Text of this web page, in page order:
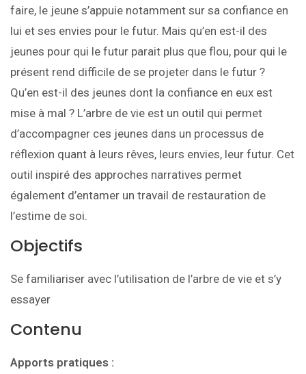
faire, le jeune s’appuie notamment sur sa confiance en
lui et ses envies pour le futur. Mais qu’en est-il des
jeunes pour qui le futur parait plus que flou, pour qui le
présent rend difficile de se projeter dans le futur ?
Qu’en est-il des jeunes dont la confiance en eux est
mise à mal ? L’arbre de vie est un outil qui permet
d’accompagner ces jeunes dans un processus de
réflexion quant à leurs rêves, leurs envies, leur futur. Cet
outil inspiré des approches narratives permet
également d’entamer un travail de restauration de
l’estime de soi.
Objectifs
Se familiariser avec l’utilisation de l’arbre de vie et s’y
essayer
Contenu
Apports pratiques :